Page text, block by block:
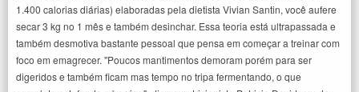
1.400 calorias diárias) elaboradas pela dietista Vivian Santin, você aufere
secar 3 kg no 1 mês e também desinchar. Essa teoria está ultrapassada e
também desmotiva bastante pessoal que pensa em começar a treinar com
foco em emagrecer. "Poucos mantimentos demoram porém para ser
digeridos e também ficam mas tempo no tripa fermentando, o que